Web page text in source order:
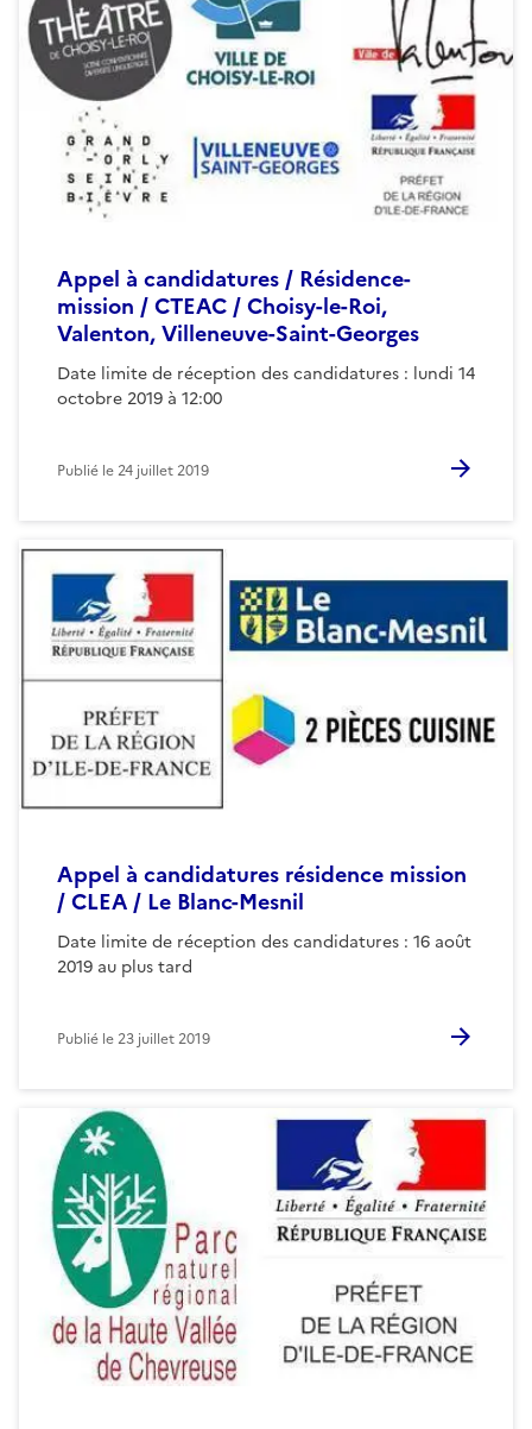
Appel à candidatures / Résidence-
mission / CTEAC / Choisy-le-Roi,
Valenton, Villeneuve-Saint-Georges
Date limite de réception des candidatures : lundi 14
octobre 2019 à 12:00
Publié le24 juillet 2019
Appel à candidatures résidence mission
/ CLEA / Le Blanc-Mesnil
Date limite de réception des candidatures : 16 août
2019 au plus tard
Publié le23 juillet 2019